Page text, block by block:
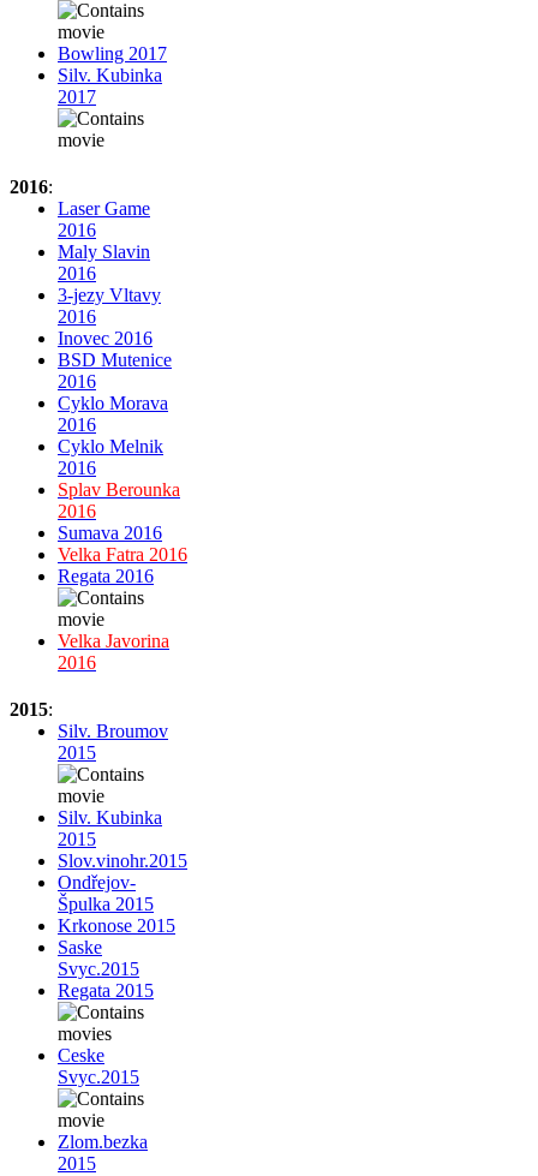
Bowling 2017
Silv. Kubinka
2017
2016:
Laser Game
2016
Maly Slavin
2016
3-jezy Vltavy
2016
Inovec 2016
BSD Mutenice
2016
Cyklo Morava
2016
Cyklo Melnik
2016
Splav Berounka
2016
Sumava 2016
Velka Fatra 2016
Regata 2016
Velka Javorina
2016
2015:
Silv. Broumov
2015
Silv. Kubinka
2015
Slov.vinohr.2015
Ondřejov-
Špulka 2015
Krkonose 2015
Saske
Svyc.2015
Regata 2015
Ceske
Svyc.2015
Zlom.bezka
2015